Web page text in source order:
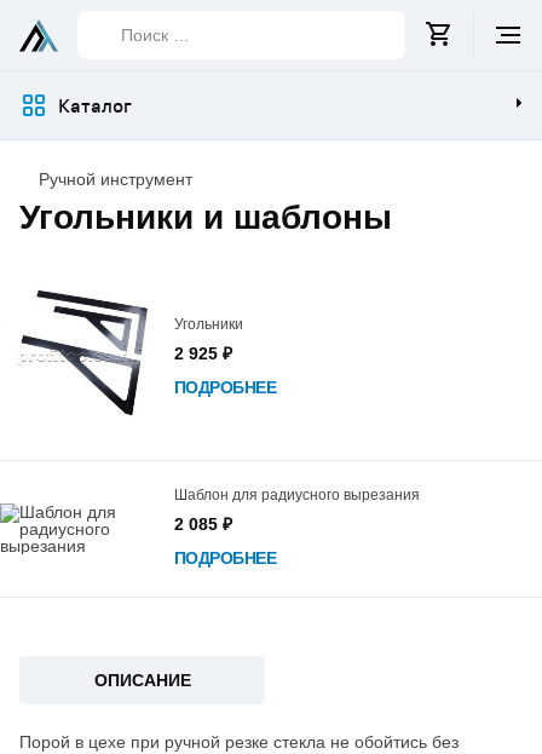
Каталог
Поиск
Ручной инструмент
Угольники и шаблоны
товаров
Угольники
2 925 ₽
ПОДРОБНЕЕ
Шаблон для радиусного вырезания
2 085 ₽
ПОДРОБНЕЕ
ОПИСАНИЕ
Порой в цехе при ручной резке стекла не обойтись без